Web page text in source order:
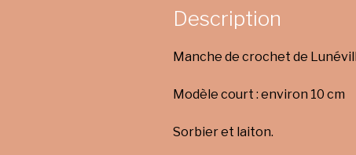
Description
Manche de crochet de
Modèle court : environ 10 cm
Sorbier et laiton.